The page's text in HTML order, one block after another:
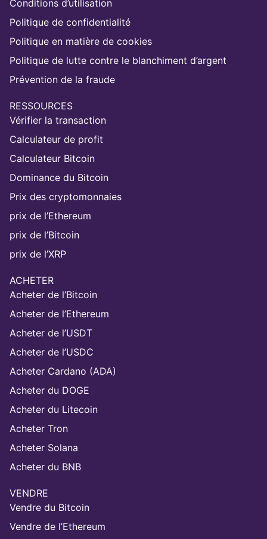
Conditions d’utilisation
Politique de confidentialité
Politique en matière de cookies
Politique de lutte contre le blanchiment d’argent
Prévention de la fraude
RESSOURCES
Vérifier la transaction
Calculateur de profit
Calculateur Bitcoin
Dominance du Bitcoin
Prix des cryptomonnaies
prix de l’Ethereum
prix de l’Bitcoin
prix de l’XRP
ACHETER
Acheter de l’Bitcoin
Acheter de l’Ethereum
Acheter de l’USDT
Acheter de l’USDC
Acheter Cardano (ADA)
Acheter du DOGE
Acheter du Litecoin
Acheter Tron
Acheter Solana
Acheter du BNB
VENDRE
Vendre du Bitcoin
Vendre de l’Ethereum